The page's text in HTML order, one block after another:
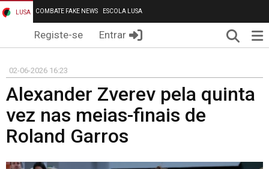
LUSA COMBATE FAKE NEWS ESCOLA LUSA
Registe-se Entrar
02-06-2026 16:23
Alexander Zverev pela quinta
vez nas meias-finais de
Roland Garros